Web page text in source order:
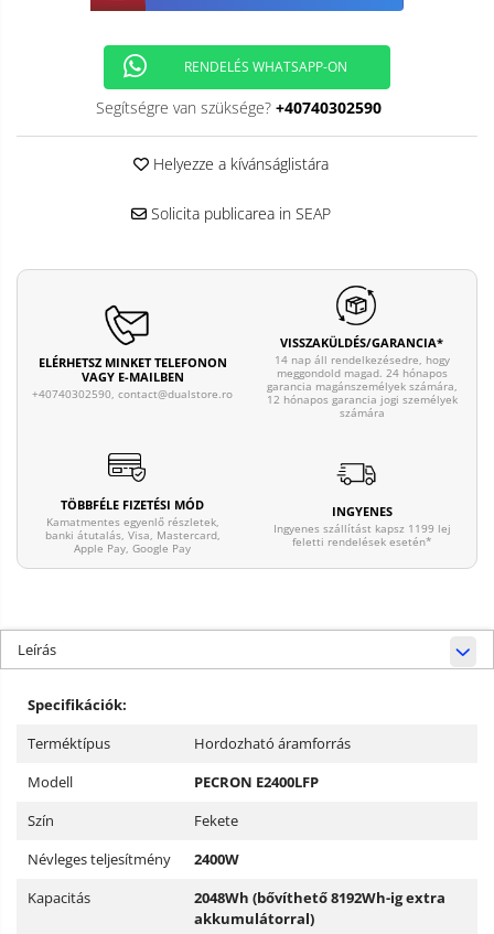
RENDELÉS WHATSAPP-ON
Segítségre van szüksége? +40740302590
Helyezze a kívánságlistára
Solicita publicarea in SEAP
ELÉRHETSZ MINKET TELEFONON
VAGY E-MAILBEN
+40740302590, contact@dualstore.ro
VISSZAKÜLDÉS/GARANCIA*
14 nap áll rendelkezésedre, hogy
meggondold magad. 24 hónapos
garancia magánszemélyek számára,
12 hónapos garancia jogi személyek
számára
TÖBBFÉLE FIZETÉSI MÓD
Kamatmentes egyenlő részletek,
banki átutalás, Visa, Mastercard,
Apple Pay, Google Pay
INGYENES
Ingyenes szállítást kapsz 1199 lej
feletti rendelések esetén*
Leírás
Specifikációk:
Terméktípus
Hordozható áramforrás
Modell
PECRON E2400LFP
Szín
Fekete
Névleges teljesítmény
2400W
Kapacitás
2048Wh (bővíthető 8192Wh-ig extra
akkumulátorral)